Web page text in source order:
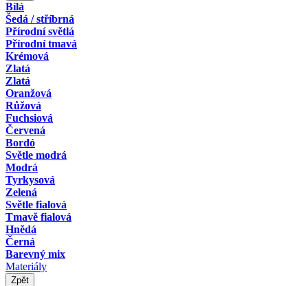
Bílá
Šedá / stříbrná
Přírodní světlá
Přírodní tmavá
Krémová
Zlatá
Zlatá
Oranžová
Růžová
Fuchsiová
Červená
Bordó
Světle modrá
Modrá
Tyrkysová
Zelená
Světle fialová
Tmavě fialová
Hnědá
Černá
Barevný mix
Materiály
Zpět